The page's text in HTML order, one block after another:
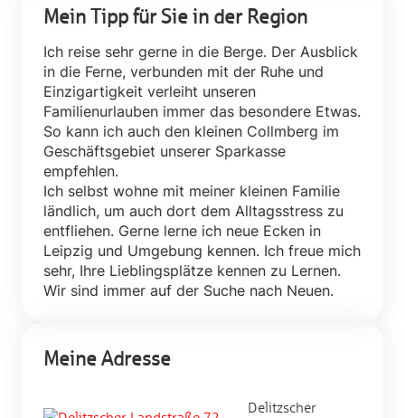
Mein Tipp für Sie in der Region
Ich reise sehr gerne in die Berge. Der Ausblick
in die Ferne, verbunden mit der Ruhe und
Einzigartigkeit verleiht unseren
Familienurlauben immer das besondere Etwas.
So kann ich auch den kleinen Collmberg im
Geschäftsgebiet unserer Sparkasse
empfehlen.
Ich selbst wohne mit meiner kleinen Familie
ländlich, um auch dort dem Alltagsstress zu
entfliehen. Gerne lerne ich neue Ecken in
Leipzig und Umgebung kennen. Ich freue mich
sehr, Ihre Lieblingsplätze kennen zu Lernen.
Meine Adresse
Delitzscher